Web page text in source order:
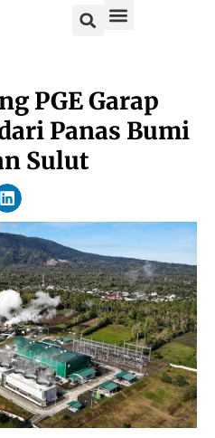
PGE Garap
Panas Bumi
Sulut